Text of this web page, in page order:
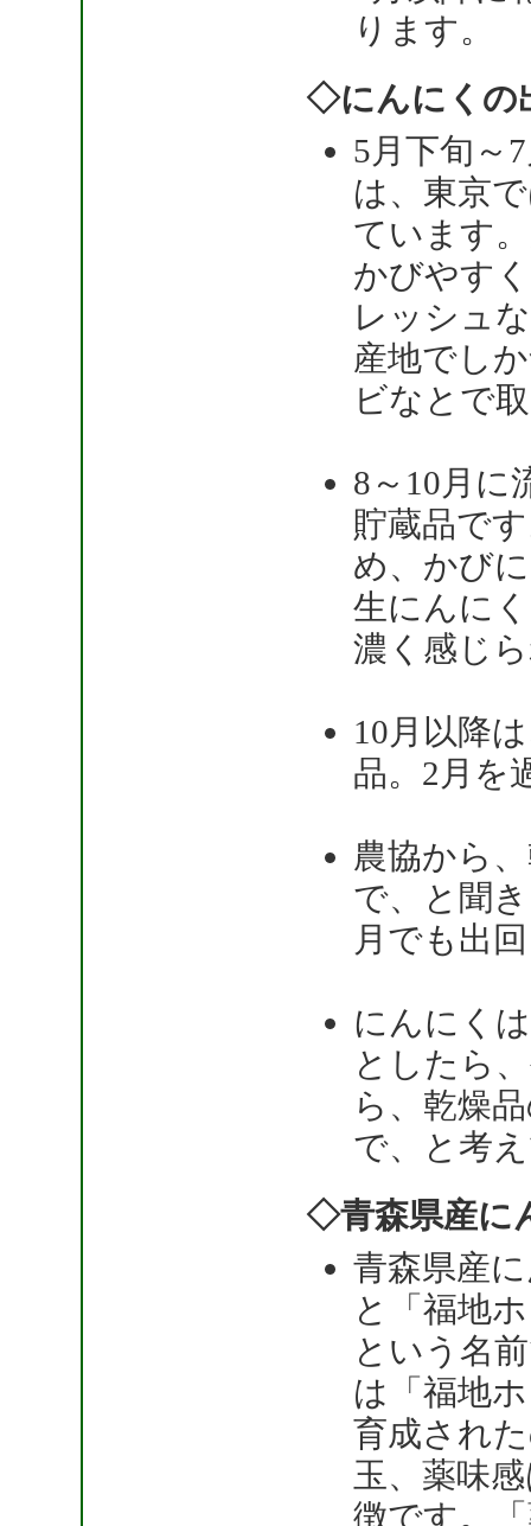
ります。
◇にんにくの
5月下旬～
は、東京
ています
かびやす
レッシュ
産地でし
ビなとで
8～10月に
貯蔵品で
め、かび
生にんに
濃く感じ
10月以降
品。2月を
農協から
で、と聞
月でも出
にんにく
としたら
ら、乾燥
で、と考
◇青森県産に
青森県産
と「福地
という名
は「福地
育成され
玉、薬味
徴です。